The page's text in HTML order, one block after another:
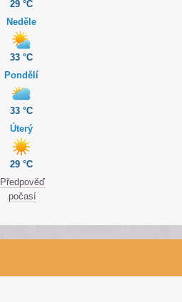
29 °C
Neděle
33 °C
Pondělí
33 °C
Úterý
29 °C
Předpověď
počasí